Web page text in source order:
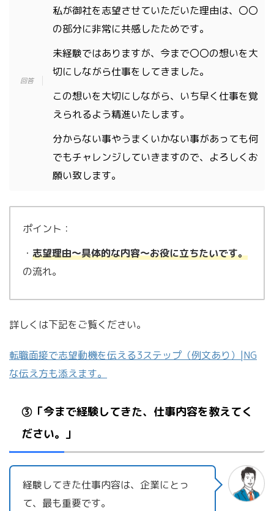
私が御社を志望させていただいた理由は、〇〇
の部分に非常に共感したためです。
未経験ではありますが、今まで〇〇の想いを大
切にしながら仕事をしてきました。
この想いを大切にしながら、いち早く仕事を覚
えられるよう精進いたします。
分からない事やうまくいかない事があっても何
でもチャレンジしていきますので、よろしくお
願い致します。
ポイント：
・ 志望理由〜具体的な内容〜お役に立ちたいです。
の流れ。
詳しくは下記をご覧ください。
転職面接で志望動機を伝える3ステップ（例文あり） |NG
な伝え方も添えます。
③「今まで経験してきた、仕事内容を教えてく
ださい。」
経験してきた仕事内容は、企業にとっ
て、最も重要です。